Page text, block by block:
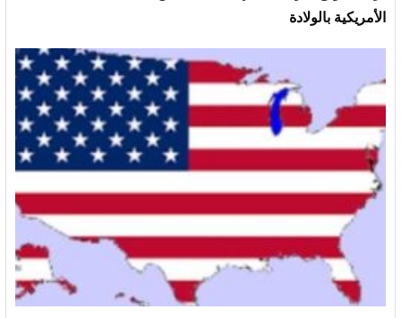
الأمريكية بالولادة